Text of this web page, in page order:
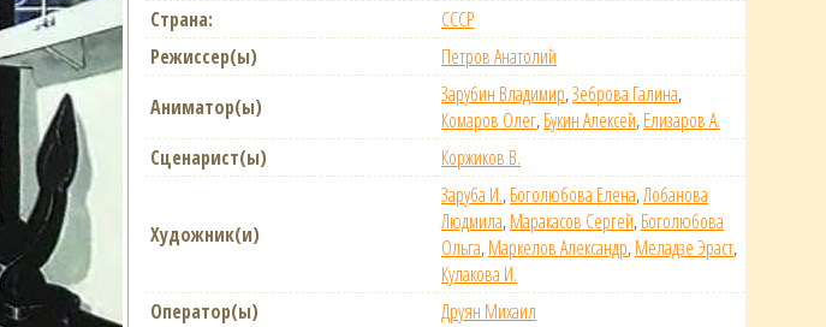
Страна:
СССР
Режиссер(ы)
Петров Анатолий
Аниматор(ы)
Зарубин Владимир,Зеброва Галина,
Комаров Олег,Букин Алексей,Елизаров А.
Сценарист(ы)
Коржиков В.
Художник(и)
Заруба И.,Боголюбова Елена,Лобанова
Людмила,Маракасов Сергей,Боголюбова
Ольга,Маркелов Александр,Меладзе Эраст,
Кулакова И.
Оператор(ы)
Друян Михаил